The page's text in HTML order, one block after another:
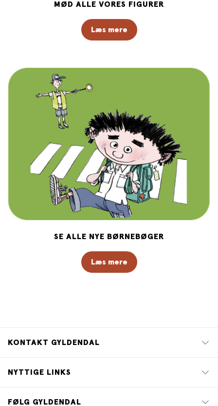
MØD ALLE VORES FIGURER
Læs mere
SE ALLE NYE BØRNEBØGER
Læs mere
KONTAKT GYLDENDAL
NYTTIGE LINKS
FØLG GYLDENDAL